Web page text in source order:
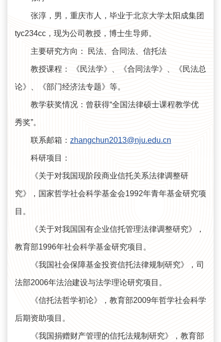
张淳，男，重庆市人，毕业于北京大学太阳成集团
tyc234cc，现为公司教授，博士生导师。
主要研究方向： 民法、合同法、信托法
教授课程： 《民法学》、《合同法学》、《民法总
论》、《部门经济法专题》等。
教学获奖情况：曾获得“全国法律硕士课程教学优
秀奖”。
联系邮箱： zhangchun2013@nju.edu.cn
科研项目：
《关于对我国现阶段商业信托关系法律调整研
究》，国家哲学社会科学基金会1992年青年基金研究项
目。
《关于对我国国有企业信托管理法律调整研究》，
教育部1996年社会科学基金研究项目。
《我国社会保障基金投资信托法律规制研究》，司
法部2006年法治建设与法学理论研究项目。
《信托法哲学初论》，教育部2009年哲学社会科学
后期资助项目。
《我国捐赠财产管理的信托法规制研究》，教育部